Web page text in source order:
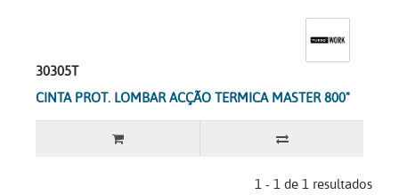
30305T
CINTA PROT. LOMBAR ACÇÃO TERMICA MASTER 800"
1 - 1 de 1 resultados